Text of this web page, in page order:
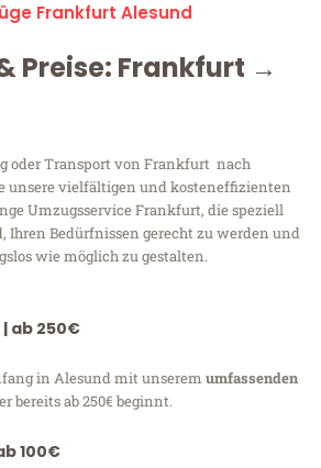
Frankfurt Alesund
Preise: Frankfurt →
oder Transport von Frankfurt nach
unsere vielfältigen und kosteneffizienten
Umzugsservice Frankfurt, die speziell
Ihren Bedürfnissen gerecht zu werden und
wie möglich zu gestalten.
| ab 250€
in Alesund mit unserem umfassenden
bereits ab 250€ beginnt.
100€